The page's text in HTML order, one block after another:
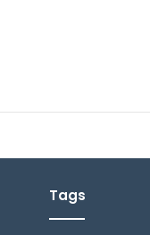
Tags